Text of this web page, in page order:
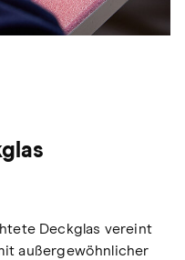
Deckglas vereint
außergewöhnlicher